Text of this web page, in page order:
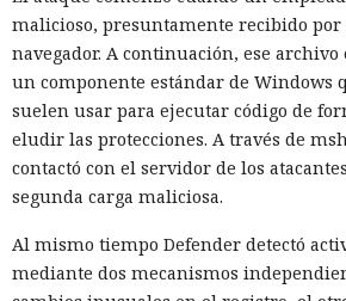
malicioso, presuntamente recibido por
navegador. A continuación, ese
un componente estándar de Windows
suelen usar para ejecutar código de
eludir las protecciones. A través de
contactó con el servidor de los
segunda carga maliciosa.
Al mismo tiempo Defender detectó
mediante dos mecanismos